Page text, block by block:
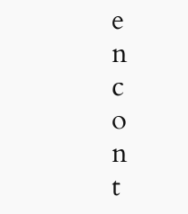
e
n
c
o
n
t